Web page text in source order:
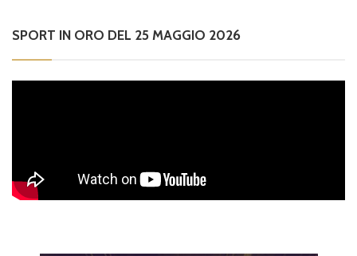
SPORT IN ORO DEL 25 MAGGIO 2026